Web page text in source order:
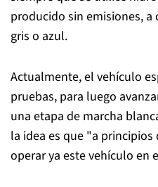
producido sin emisiones,
gris o azul.
Actualmente, el vehículo
pruebas, para luego
una etapa de marcha
la idea es que "a
operar ya este vehículo en